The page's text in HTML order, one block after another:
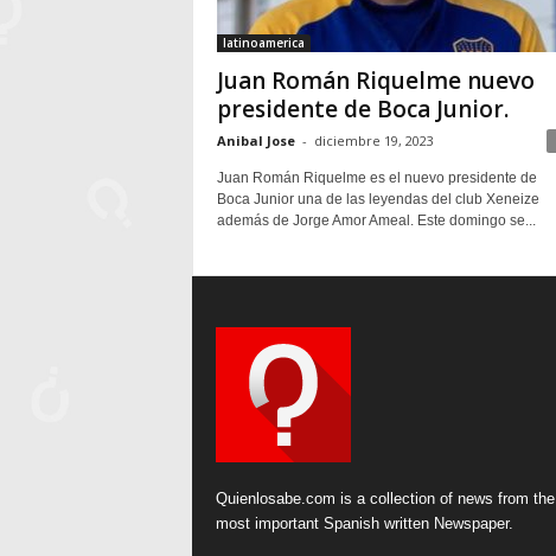
latinoamerica
Juan Román Riquelme nuevo
presidente de Boca Junior.
Anibal Jose - diciembre 19, 2023
Juan Román Riquelme es el nuevo presidente de
Boca Junior una de las leyendas del club Xeneize
además de Jorge Amor Ameal. Este domingo se...
Quienlosabe.com is a collection of news from the
most important Spanish written Newspaper.